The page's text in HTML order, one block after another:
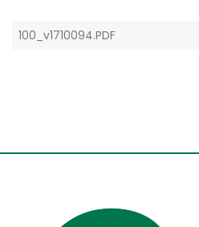
100_v1710094.PDF